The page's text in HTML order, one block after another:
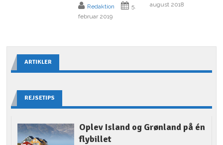
Redaktion
5.
februar 2019
august 2018
ARTIKLER
REJSETIPS
Oplev Island og Grønland på én
flybillet